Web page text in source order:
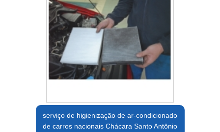
serviço de higienização de ar-condicionado
de carros nacionais Chácara Santo Antônio